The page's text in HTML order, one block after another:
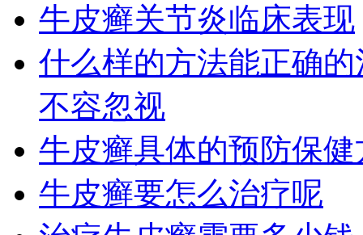
牛皮癣关节炎临床表现
什么样的方法能正确
不容忽视
牛皮癣具体的预防保
牛皮癣要怎么治疗呢